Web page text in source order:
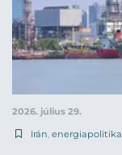
2026. július 29.
Irán, energiapolitika